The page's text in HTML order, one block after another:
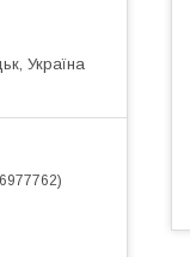
Україна